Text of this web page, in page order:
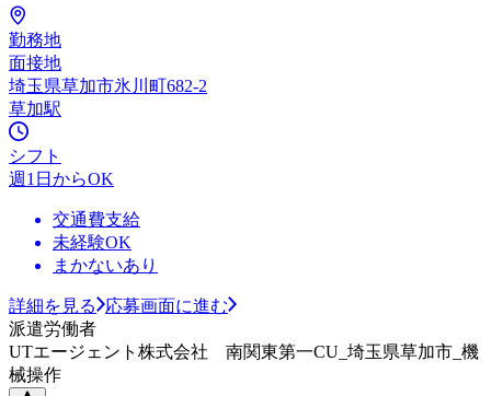
勤務地
面接地
埼玉県草加市氷川町682-2
草加駅
シフト
週1日からOK
交通費支給
未経験OK
まかないあり
詳細を見る
応募画面に進む
派遣労働者
UTエージェント株式会社 南関東第一CU_埼玉県草加市_機
械操作